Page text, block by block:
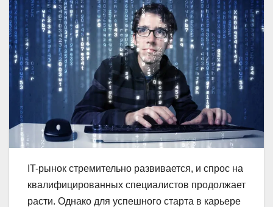
IT-рынок стремительно развивается, и спрос на
квалифицированных специалистов продолжает
расти. Однако для успешного старта в карьере